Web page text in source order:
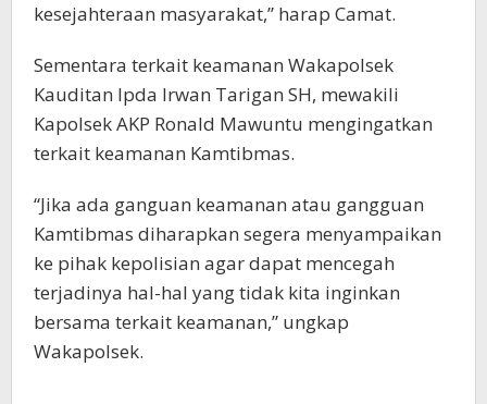
kesejahteraan masyarakat,” harap Camat.
Sementara terkait keamanan Wakapolsek
Kauditan Ipda Irwan Tarigan SH, mewakili
Kapolsek AKP Ronald Mawuntu mengingatkan
terkait keamanan Kamtibmas.
“Jika ada ganguan keamanan atau gangguan
Kamtibmas diharapkan segera menyampaikan
ke pihak kepolisian agar dapat mencegah
terjadinya hal-hal yang tidak kita inginkan
bersama terkait keamanan,” ungkap
Wakapolsek.